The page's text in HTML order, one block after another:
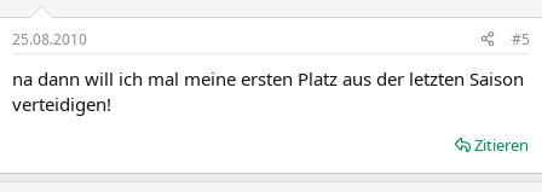
25.08.2010 #5
na dann will ich mal meine ersten Platz aus der letzten Saison
verteidigen!
Zitieren